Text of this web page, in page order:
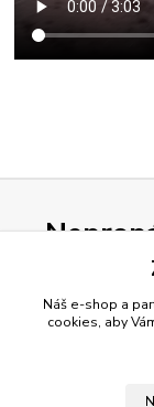
Náš e-shop a
cookies, aby